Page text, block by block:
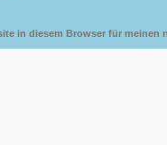
in diesem Browser für meinen